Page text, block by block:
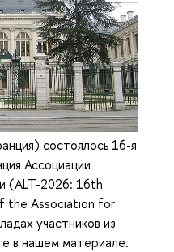
состоялось 16-я
Ассоциации
(ALT-2026: 16th
the Association for
участников из
в нашем материале.